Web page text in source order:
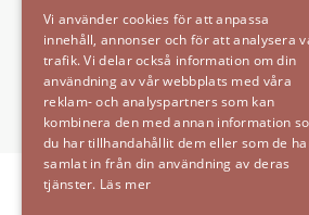
Mugg porslin d8 h8,5
Vi använder cookies för att anpassa
innehåll, annonser och för att analysera
trafik. Vi delar också information om din
användning av vår webbplats med våra
reklam- och analyspartners som kan
kombinera den med annan information
du har tillhandahållit dem eller som de
samlat in från din användning av deras
tjänster. Läs mer